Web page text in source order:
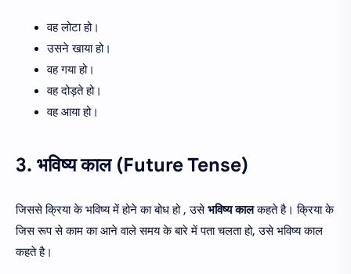
वह लोटा हो।
उसने खाया हो।
वह गया हो।
वह दोड़ते हो।
वह आया हो।
3. भविष्य काल (Future Tense)
जिससे क्रिया के भविष्य में होने का बोध हो , उसेभविष्य कालकहते है। क्रिया के
जिस रूप से काम का आने वाले समय के बारे में पता चलता हो, उसे भविष्य काल
कहते है।